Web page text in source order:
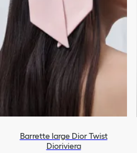
Barrette large Dior Twist
Dioriviera